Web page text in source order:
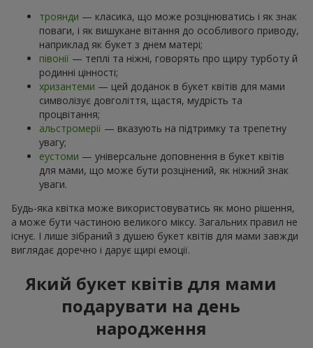
троянди — класика, що може розцінюватись і як знак
поваги, і як вишукане вітання до особливого приводу,
наприклад як букет з днем матері;
півонії — теплі та ніжні, говорять про щиру турботу й
родинні цінності;
хризантеми — цей доданок в букет квітів для мами
символізує довголіття, щастя, мудрість та
процвітання;
альстромерії — вказують на підтримку та трепетну
увагу;
еустоми — універсальне доповнення в букет квітів
для мами, що може бути розцінений, як ніжний знак
уваги.
Будь-яка квітка може використовуватись як моно рішення,
а може бути частиною великого міксу. Загальних правил не
існує. І лише зібраний з душею букет квітів для мами завжди
виглядає доречно і дарує щирі емоції.
Який букет квітів для мами
подарувати на день
народження